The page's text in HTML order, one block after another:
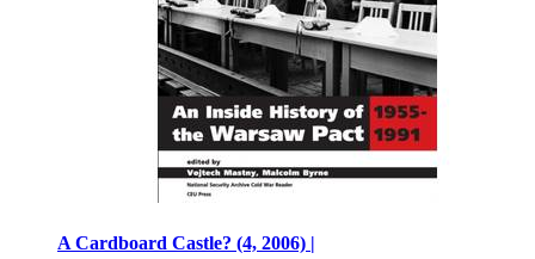
A Cardboard Castle? (4, 2006) |